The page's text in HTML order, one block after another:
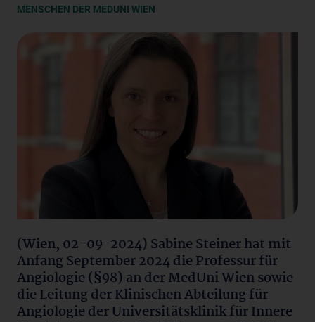
MENSCHEN DER MEDUNI WIEN
(Wien, 02-09-2024) Sabine Steiner hat mit
Anfang September 2024 die Professur für
Angiologie (§98) an der MedUni Wien sowie
die Leitung der Klinischen Abteilung für
Angiologie der Universitätsklinik für Innere